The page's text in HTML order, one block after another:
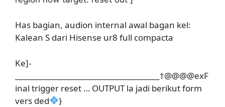
Has bagian, audion internal awal bagan kel:
Kalean S dari Hisense ur8 full compacta
Ke]-
____________________________________†@@@@exF
inal trigger reset … OUTPUT la jadi berikut form
vers ded
}